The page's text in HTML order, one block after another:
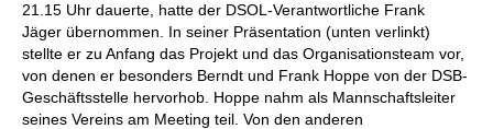
21.15 Uhr dauerte, hatte der DSOL-Verantwortliche Frank
Jäger übernommen. In seiner Präsentation (unten verlinkt)
stellte er zu Anfang das Projekt und das Organisationsteam vor,
von denen er besonders Berndt und Frank Hoppe von der DSB-
Geschäftsstelle hervorhob. Hoppe nahm als Mannschaftsleiter
seines Vereins am Meeting teil. Von den anderen